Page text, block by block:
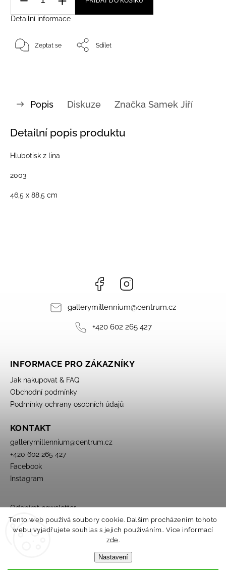
Tento web používá soubory cookie. Dalším procházením tohoto
webu vyjadřujete souhlas s jejich používáním.. Více informací
zde.
Nastavení
Detailní informace
Zeptat se Sdílet
Popis Diskuze Značka Samek Jiří
Detailní popis produktu
Hlubotisk z lina
2003
46,5 x 88,5 cm
Facebook
gallerymillennium@centrum.cz
+420 602 265 427
INFORMACE PRO ZÁKAZNÍKY
Jak nakupovat & FAQ
Obchodní podmínky
Podmínky ochrany osobních údajů
KONTAKT
gallerymillennium@centrum.cz
+420 602 265 427
Facebook
Instagram
Odebírat newsletter